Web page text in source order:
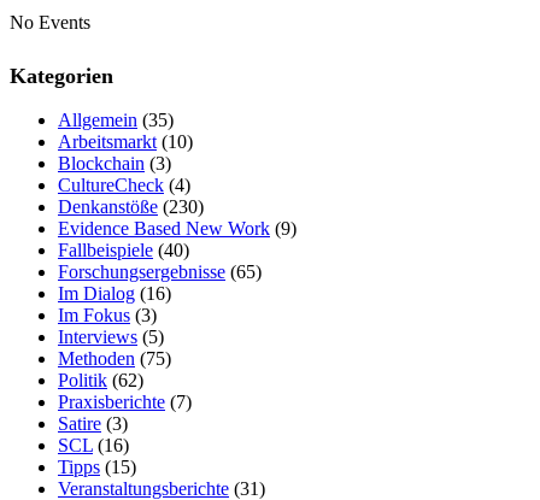
No Events
Kategorien
Allgemein (35)
Arbeitsmarkt (10)
Blockchain (3)
CultureCheck (4)
Denkanstöße (230)
Evidence Based New Work (9)
Fallbeispiele (40)
Forschungsergebnisse (65)
Im Dialog (16)
Im Fokus (3)
Interviews (5)
Methoden (75)
Politik (62)
Praxisberichte (7)
Satire (3)
SCL (16)
Tipps (15)
Veranstaltungsberichte (31)